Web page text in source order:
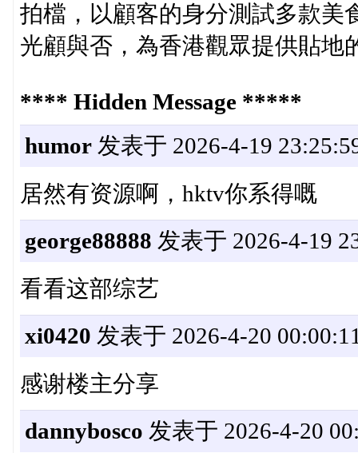
拍檔，以顧客的身分測試多款美
光顧與否，為香港觀眾提供貼地
**** Hidden Message *****
humor发表于 2026-4-19
居然有资源啊，hktv你系得嘅
george88888 发表于 2026-4-19
看看这部综艺
xi0420 发表于 2026-4-20
感谢楼主分享
dannybosco 发表于 2026-4-20